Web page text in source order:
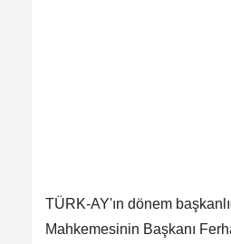
TÜRK-AY'ın dönem
Mahkemesinin Başkanı